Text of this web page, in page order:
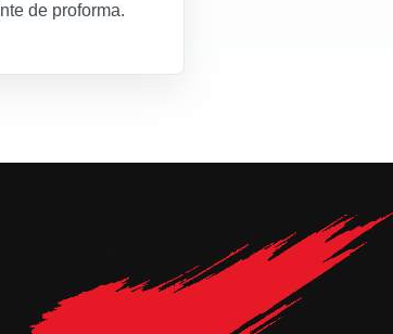
de proforma.